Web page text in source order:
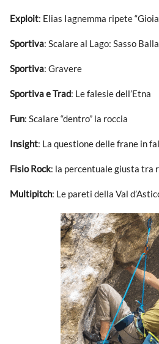
Exploit: Elias Iagnemma ripete
Sportiva: Scalare al Lago: Sasso
Sportiva: Gravere
Sportiva e Trad: Le falesie dell’Etna
Fun: Scalare “dentro” la roccia
Insight: La questione delle frane in
Fisio Rock: la percentuale giusta tra
Multipitch: Le pareti della Val